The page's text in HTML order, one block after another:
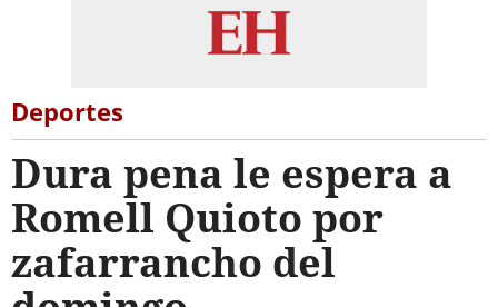
Deportes
Dura pena le espera a
Romell Quioto por
zafarrancho del